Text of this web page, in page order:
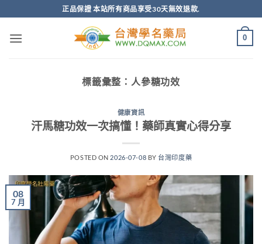
轉
正品保證 本站所有商品享受30天無效退款.
0
標籤彙整： 人參糖功效
健康資訊
汗馬糖功效一次搞懂！藥師真實心得分享
POSTED ON 2026-07-08 BY 台灣印度藥
08
7 月